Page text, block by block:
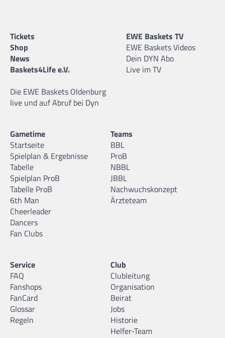
Tickets
Shop
News
Baskets4Life e.V.
Die EWE Baskets Oldenburg
live und auf Abruf bei Dyn
EWE Baskets TV
EWE Baskets Videos
Dein DYN Abo
Live im TV
Gametime
Startseite
Spielplan & Ergebnisse
Tabelle
Spielplan ProB
Tabelle ProB
6th Man
Cheerleader
Dancers
Fan Clubs
Teams
BBL
ProB
NBBL
JBBL
Nachwuchskonzept
Ärzteteam
Service
FAQ
Fanshops
FanCard
Glossar
Regeln
Club
Clubleitung
Organisation
Beirat
Jobs
Historie
Helfer-Team